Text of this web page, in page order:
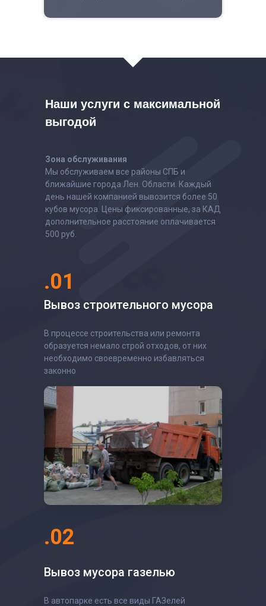
Наши услуги с максимальной
выгодой
Зона обслуживания
Мы обслуживаем все районы СПБ и
ближайшие города Лен. Области. Каждый
день нашей компанией вывозится более 50
кубов мусора. Цены фиксированные, за КАД
дополнительное расстояние оплачивается
500 руб.
.01
Вывоз строительного мусора
В процессе строительства или ремонта
образуется немало строй отходов, от них
необходимо своевременно избавляться
законно
.02
В автопарке есть все виды ГАЗелей
Вывоз мусора газелью